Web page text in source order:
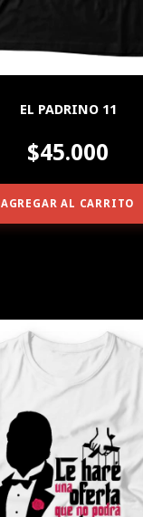
EL PADRINO 11
$45.000
AGREGAR AL CARRITO